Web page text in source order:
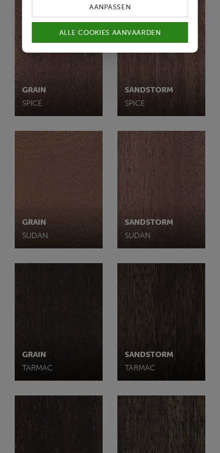
GRAIN
SPICE
SANDSTORM
SPICE
GRAIN
SUDAN
SANDSTORM
SUDAN
GRAIN
TARMAC
SANDSTORM
TARMAC
AANPASSEN
ALLE COOKIES AANVAARDEN